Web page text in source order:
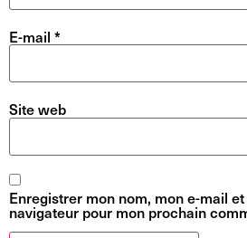
E-mail *
Site web
Enregistrer mon nom, mon e-mail
navigateur pour mon prochain